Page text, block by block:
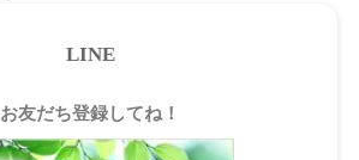
LINE
お友だち登録してね！